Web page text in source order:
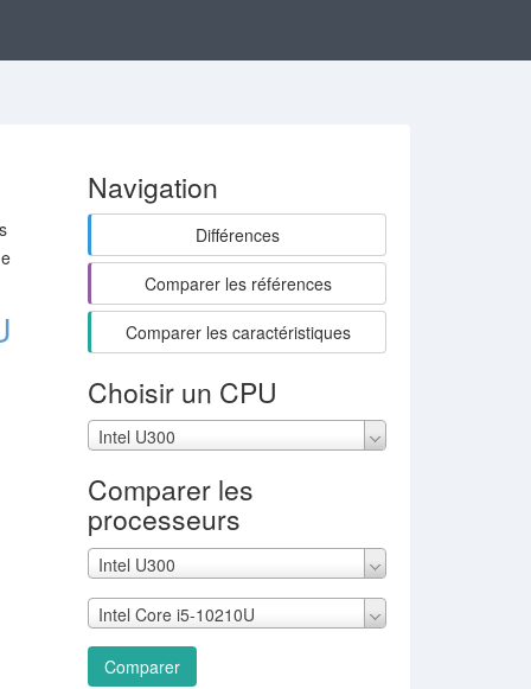
Navigation
Différences
Comparer les références
Comparer les caractéristiques
Choisir un CPU
Intel U300
Comparer les
processeurs
Intel U300
Intel Core i5-10210U
Comparer